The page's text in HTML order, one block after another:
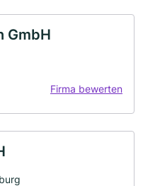
GmbH
Firma bewerten